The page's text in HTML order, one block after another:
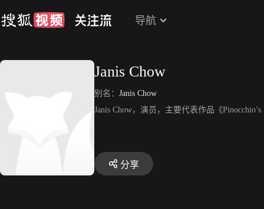
导航
Janis Chow
别名： Janis Chow
Janis Chow，演员，主要代表作品《Pinocchio’s
分享